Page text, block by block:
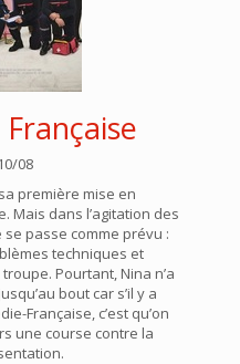
08
première mise en
Mais dans l’agitation des
passe comme prévu :
techniques et
Pourtant, Nina n’a
bout car s’il y a
Française, c’est qu’on
une course contre la